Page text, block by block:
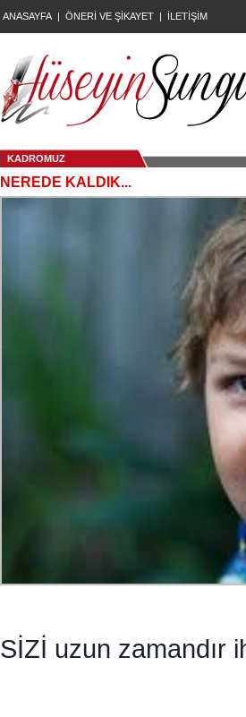
ANASAYFA | ÖNERİ VE ŞİKAYET | İLETİŞİM
KADROMUZ
NEREDE KALDIK...
SİZİ uzun zamandır